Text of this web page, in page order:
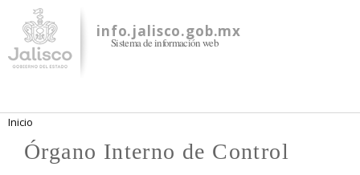
contenido
principal
info.jalisco.gob.mx
Sistema de información web
Se encuentra usted aquí
Inicio
Órgano Interno de Control